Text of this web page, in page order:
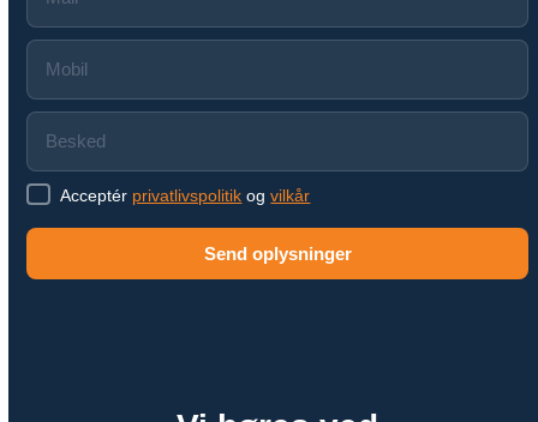
Acceptér privatlivspolitik ogvilkår
Send oplysninger